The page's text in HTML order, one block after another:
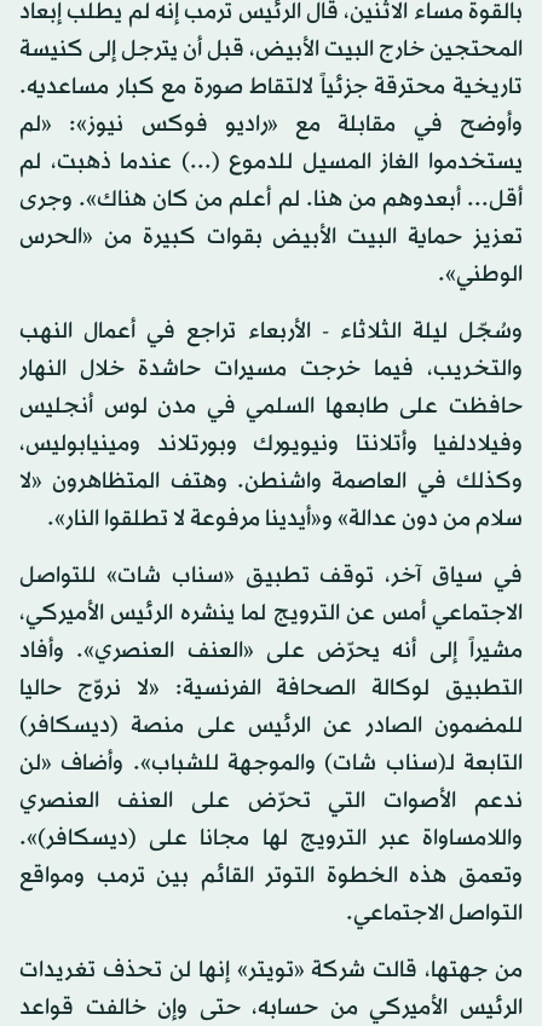
بالقوة مساء الاثنين، قال الرئيس ترمب إنه لم يطلب إبعاد
المحتجين خارج البيت الأبيض، قبل أن يترجل إلى كنيسة
تاريخية محترقة جزئياً لالتقاط صورة مع كبار مساعديه.
وأوضح في مقابلة مع «راديو فوكس نيوز»: «لم
يستخدموا الغاز المسيل للدموع (...) عندما ذهبت، لم
أقل... أبعدوهم من هنا. لم أعلم من كان هناك». وجرى
تعزيز حماية البيت الأبيض بقوات كبيرة من «الحرس
الوطني».
وسُجّل ليلة الثلاثاء - الأربعاء تراجع في أعمال النهب
والتخريب، فيما خرجت مسيرات حاشدة خلال النهار
حافظت على طابعها السلمي في مدن لوس أنجليس
وفيلادلفيا وأتلانتا ونيويورك وبورتلاند ومينيابوليس،
وكذلك في العاصمة واشنطن. وهتف المتظاهرون «لا
سلام من دون عدالة» و«أيدينا مرفوعة لا تطلقوا النار».
في سياق آخر، توقف تطبيق «سناب شات» للتواصل
الاجتماعي أمس عن الترويج لما ينشره الرئيس الأميركي،
مشيراً إلى أنه يحرّض على «العنف العنصري». وأفاد
التطبيق لوكالة الصحافة الفرنسية: «لا نروّج حاليا
للمضمون الصادر عن الرئيس على منصة (ديسكافر)
التابعة لـ(سناب شات) والموجهة للشباب». وأضاف «لن
ندعم الأصوات التي تحرّض على العنف العنصري
واللامساواة عبر الترويج لها مجانا على (ديسكافر)».
وتعمق هذه الخطوة التوتر القائم بين ترمب ومواقع
التواصل الاجتماعي.
من جهتها، قالت شركة «تويتر» إنها لن تحذف تغريدات
الرئيس الأميركي من حسابه، حتى وإن خالفت قواعد